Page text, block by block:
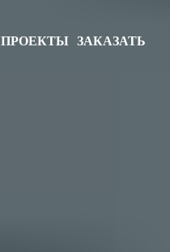
ПРОЕКТЫ ЗАКАЗАТЬ